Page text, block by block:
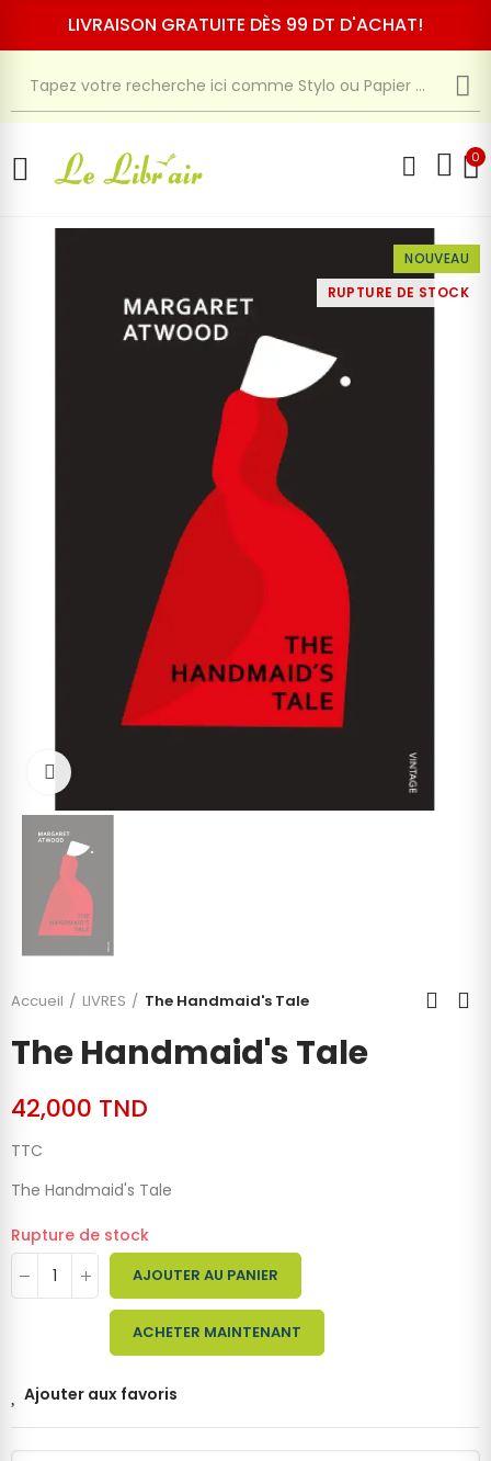
LIVRAISON GRATUITE DÈS 99 DT D'ACHAT!
0
NOUVEAU
RUPTURE DE STOCK
Accueil LIVRES The Handmaid's Tale
The Handmaid's Tale
42,000 TND
TTC
The Handmaid's Tale
Rupture de stock
AJOUTER AU PANIER
ACHETER MAINTENANT
Ajouter aux favoris